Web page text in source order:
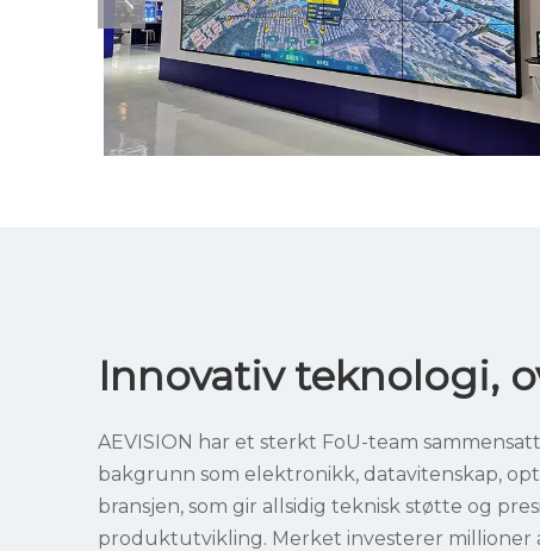
Innovativ teknologi,
AEVISION har et sterkt FoU-team
bakgrunn som elektronikk, datavitenskap,
bransjen, som gir allsidig teknisk støtte og
produktutvikling. Merket investerer millioner